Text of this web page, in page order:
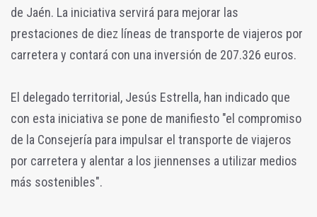
de Jaén. La iniciativa servirá para mejorar las
prestaciones de diez líneas de transporte de viajeros por
carretera y contará con una inversión de 207.326 euros.
El delegado territorial, Jesús Estrella, han indicado que
con esta iniciativa se pone de manifiesto "el compromiso
de la Consejería para impulsar el transporte de viajeros
por carretera y alentar a los jiennenses a utilizar medios
más sostenibles".